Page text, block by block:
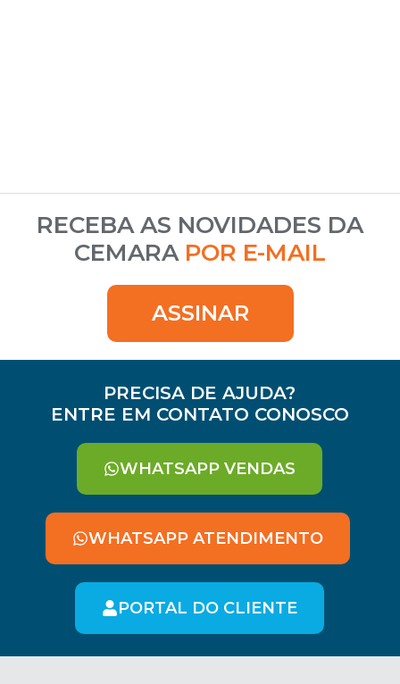
RECEBA AS NOVIDADES DA
CEMARA POR E-MAIL
ASSINAR
PRECISA DE AJUDA?
ENTRE EM CONTATO CONOSCO
WHATSAPP VENDAS
WHATSAPP ATENDIMENTO
PORTAL DO CLIENTE